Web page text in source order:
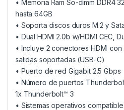
• Memoria Ram So-dimm DDR4
hasta 64GB
• Soporta discos duros M.2 y
• Dual HDMI 2.0b w/HDMI CEC,
• Incluye 2 conectores HDMI
salidas soportadas (USB-C)
• Puerto de red Gigabit 2.5 Gbps
• Número de puertos
1x Thunderbolt™ 3
• Sistemas operativos